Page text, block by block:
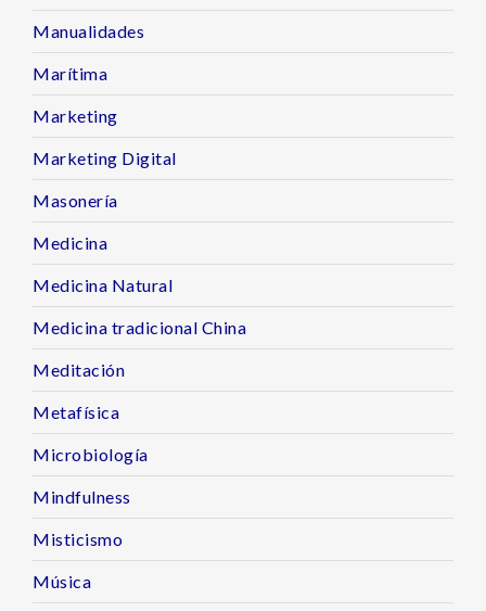
Manualidades
Marítima
Marketing
Marketing Digital
Masonería
Medicina
Medicina Natural
Medicina tradicional China
Meditación
Metafísica
Microbiología
Mindfulness
Misticismo
Música